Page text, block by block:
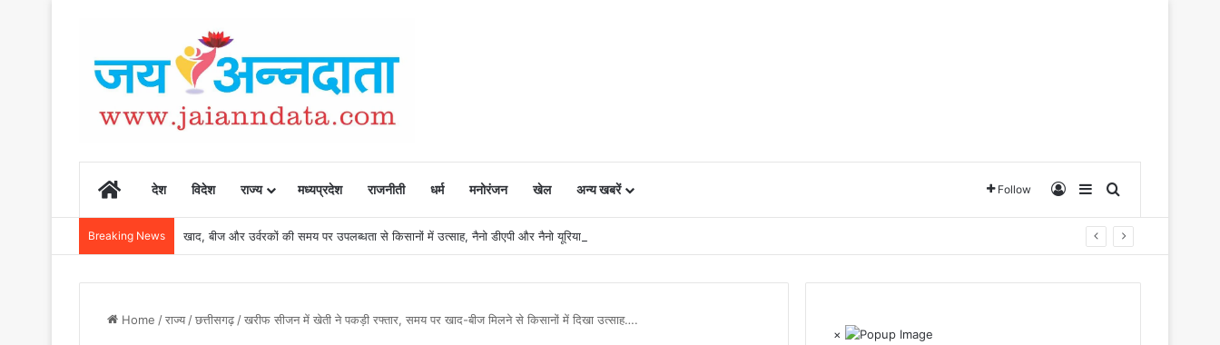
Homeदेश विदेश राज्य मध्यप्रदेश राजनीती धर्म मनोरंजन खेल अन्य खबरें Follow Log InSidebarSearch for
Breaking News खाद, बीज और उर्वरकों की समय पर उपलब्धता से किसानों में उत्साह, नैनो डीएपी और नैनो यूरिया बने किसानों के भरोसेमंद कृषि साथी…..
Home /राज्य/छत्तीसगढ़/खरीफ सीजन में खेती ने पकड़ी रफ्तार, समय पर खाद-बीज मिलने से किसानों में दिखा उत्साह….
×